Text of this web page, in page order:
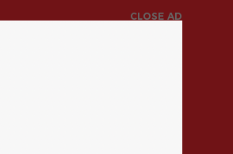
CLOSE AD